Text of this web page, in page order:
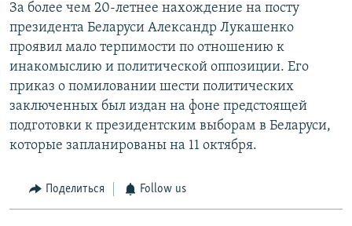
За более чем 20-летнее нахождение на посту
президента Беларуси Александр Лукашенко
проявил мало терпимости по отношению к
инакомыслию и политической оппозиции. Его
приказ о помиловании шести политических
заключенных был издан на фоне предстоящей
подготовки к президентским выборам в Беларуси,
которые запланированы на 11 октября.
Поделиться Follow us